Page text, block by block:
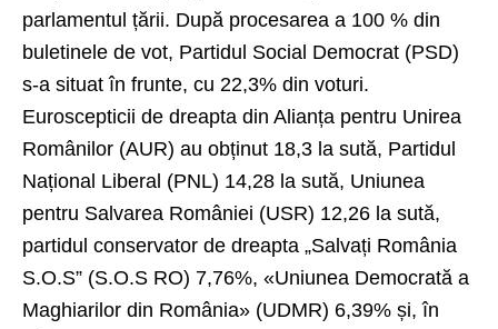
parlamentul țării. După procesarea a 100 % din
buletinele de vot, Partidul Social Democrat (PSD)
s-a situat în frunte, cu 22,3% din voturi.
Euroscepticii de dreapta din Alianța pentru Unirea
Românilor (AUR) au obținut 18,3 la sută, Partidul
Național Liberal (PNL) 14,28 la sută, Uniunea
pentru Salvarea României (USR) 12,26 la sută,
partidul conservator de dreapta „Salvați România
S.O.S” (S.O.S RO) 7,76%, «Uniunea Democrată a
Maghiarilor din România» (UDMR) 6,39% și, în